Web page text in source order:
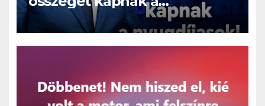
nyugdíjasok!